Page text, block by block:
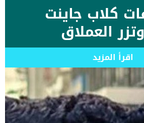
كلاب جاينت
العملاق
اقرأ المزيد